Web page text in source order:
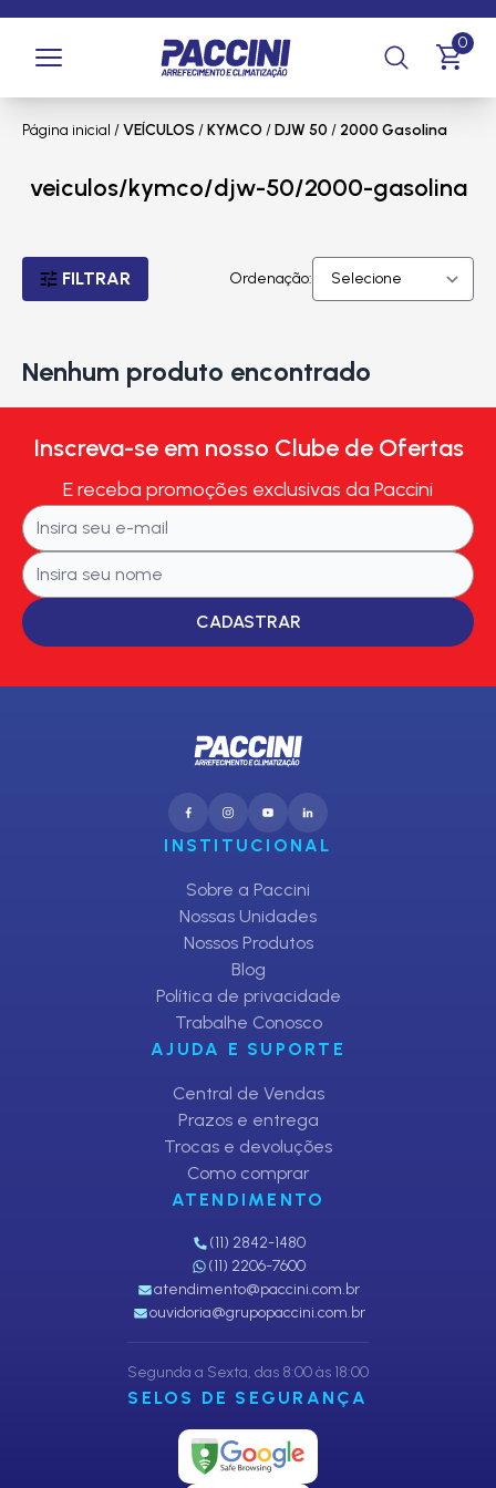
0
Página inicial /VEÍCULOS /KYMCO /DJW 50/ 2000 Gasolina
veiculos/kymco/djw-50/2000-gasolina
FILTRAR Ordenação:
Nenhum produto encontrado
Inscreva-se em nosso Clube de Ofertas
E receba promoções exclusivas da Paccini
CADASTRAR
INSTITUCIONAL
Sobre a Paccini
Nossas Unidades
Nossos Produtos
Blog
Política de privacidade
Trabalhe Conosco
AJUDA E SUPORTE
Central de Vendas
Prazos e entrega
Trocas e devoluções
Como comprar
ATENDIMENTO
(11) 2842-1480
(11) 2206-7600
atendimento@paccini.com.br
ouvidoria@grupopaccini.com.br
Segunda a Sexta, das 8:00 às 18:00
SELOS DE SEGURANÇA